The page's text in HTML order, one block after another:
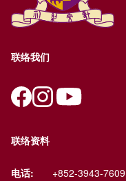
联络我们
联络资料
电话: +852-3943-7609